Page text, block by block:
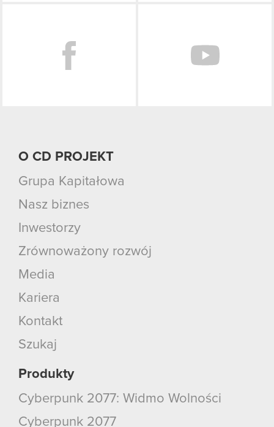
O CD PROJEKT
Grupa Kapitałowa
Nasz biznes
Inwestorzy
Zrównoważony rozwój
Media
Kariera
Kontakt
Szukaj
Produkty
Cyberpunk 2077: Widmo Wolności
Cyberpunk 2077